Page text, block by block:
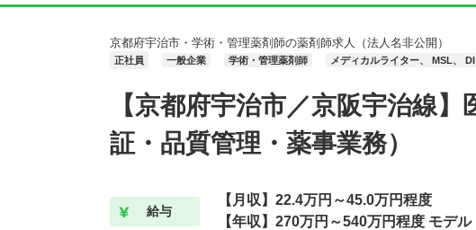
京都府宇治市・学術・管理薬剤師の薬剤師求人（法人名非公開）
正社員 一般企業 学術・管理薬剤師 メディカルライター、 MSL、
【京都府宇治市／京阪宇治線
証・品質管理・薬事業務）
給与
【月収】22.4万円～45.0万円程度
【年収】270万円～540万円程度 モデル